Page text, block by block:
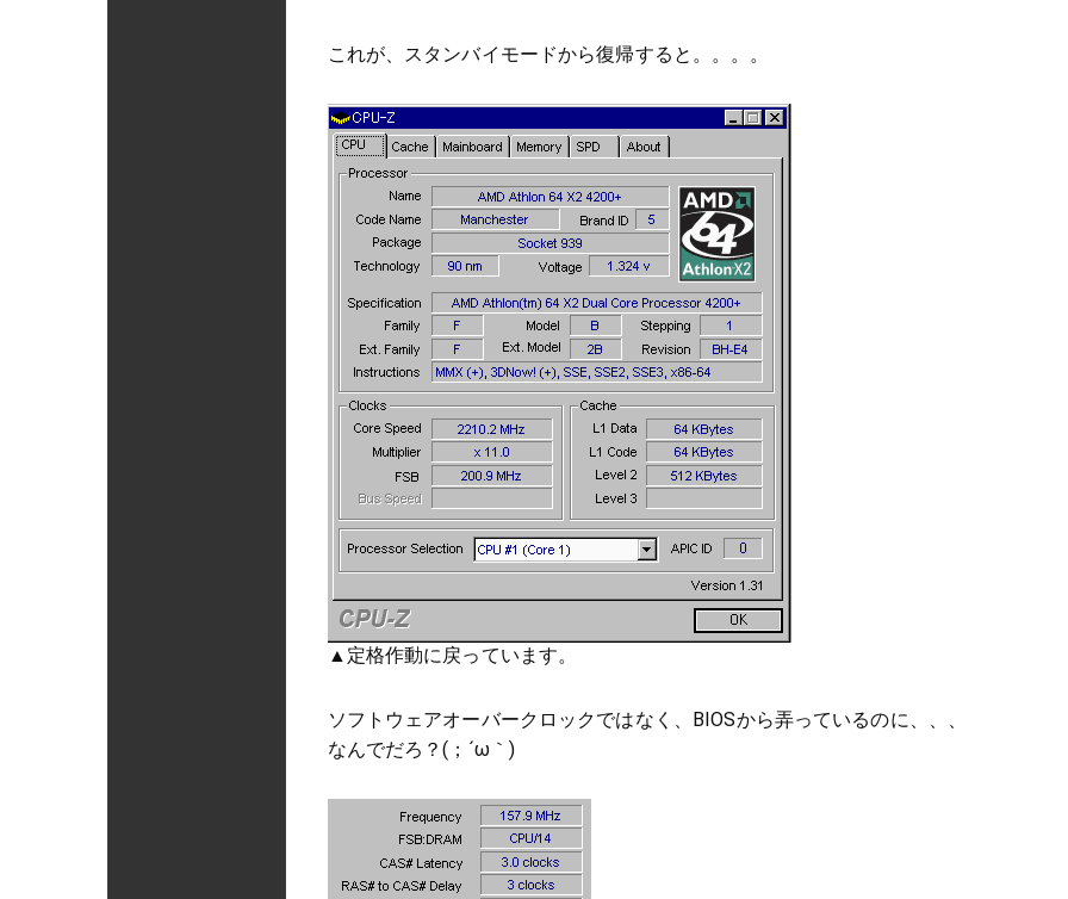
これが、スタンバイモードから復帰すると。。。。
▲定格作動に戻っています。
ソフトウェアオーバークロックではなく、BIOSから弄っているのに、、、
なんでだろ？(；´ω｀)